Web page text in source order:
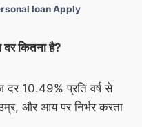
loan Apply
कितना है?
10.49% प्रति वर्ष से
और आय पर निर्भर करता